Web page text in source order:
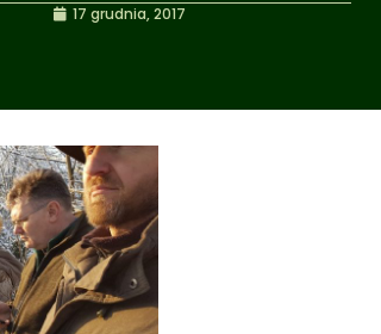
17 grudnia, 2017